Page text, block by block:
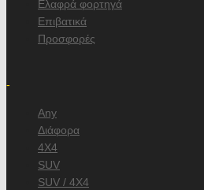
Ελαφρά φορτηγά
Επιβατικά
Προσφορές
-
Any
Διάφορα
4X4
SUV
SUV / 4X4